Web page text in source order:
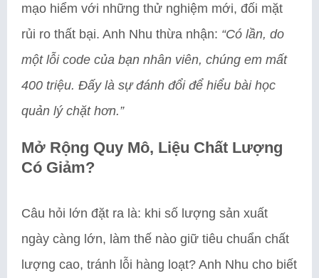
mạo hiểm với những thử nghiệm mới, đối mặt
rủi ro thất bại. Anh Nhu thừa nhận: “Có lần, do
một lỗi code của bạn nhân viên, chúng em mất
400 triệu. Đấy là sự đánh đổi để hiểu bài học
quản lý chặt hơn.”
Mở Rộng Quy Mô, Liệu Chất Lượng
Có Giảm?
Câu hỏi lớn đặt ra là: khi số lượng sản xuất
ngày càng lớn, làm thế nào giữ tiêu chuẩn chất
lượng cao, tránh lỗi hàng loạt? Anh Nhu cho biết